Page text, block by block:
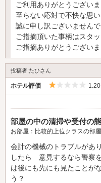
ご飯は美味しいです。味噌
スウィーツ、オムライス等
す。ご当地メニューだけ会
も安くなったら嬉しいです
ても次行くと掃除に時間か
そしてオーダーしたときも
思うくらい音を出して品物
もう少し客の気持ち考えれ
最悪最低の糞ホテルでした
ご利用ありがとうございま
至らない応対で不快な思
誠に申し訳ございませんで
ご指摘頂いた事柄はスタ
ご指摘ありがとうございま
投稿者:たひさん
ホテル評価 5つ
1.20
部屋の中の清掃や受付の
お部屋：比較的上位クラスの部屋
会計の機械のトラブルがあ
したら 意見するなら警察
は後にも先にも見たことが
う？